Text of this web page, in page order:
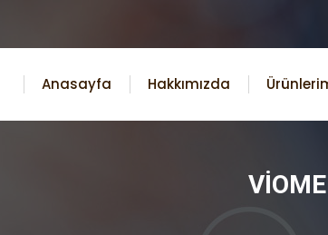
Anasayfa Hakkımızda